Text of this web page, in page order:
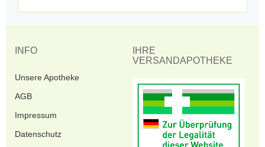
INFO
Unsere Apotheke
AGB
Impressum
Datenschutz
IHRE
VERSANDAPOTHEKE